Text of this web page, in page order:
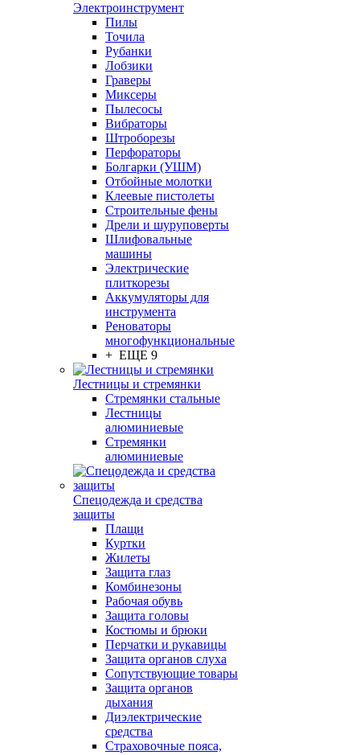
Электроинструмент
Пилы
Точила
Рубанки
Лобзики
Граверы
Миксеры
Пылесосы
Вибраторы
Штроборезы
Перфораторы
Болгарки (УШМ)
Отбойные молотки
Клеевые пистолеты
Строительные фены
Дрели и шуруповерты
Шлифовальные
машины
Электрические
плиткорезы
Аккумуляторы для
инструмента
Реноваторы
многофункциональные
+ ЕЩЕ 9
Лестницы и стремянки
Стремянки стальные
Лестницы
алюминиевые
Стремянки
алюминиевые
Спецодежда и средства
защиты
Плащи
Куртки
Жилеты
Защита глаз
Комбинезоны
Рабочая обувь
Защита головы
Костюмы и брюки
Перчатки и рукавицы
Защита органов слуха
Сопутствующие товары
Защита органов
дыхания
Диэлектрические
средства
Страховочные пояса,